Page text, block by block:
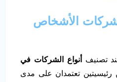
الأشخاص
تصنيف
أنواع الشركات في
رئيسيتين تعتمدان على مدى